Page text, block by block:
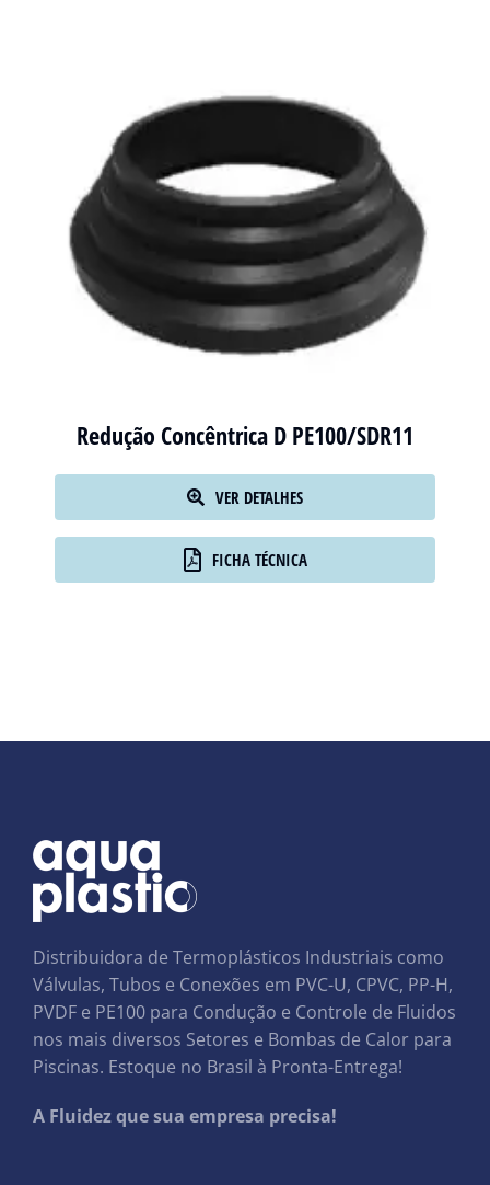
Redução Concêntrica D PE100/SDR11
VER DETALHES
FICHA TÉCNICA
Distribuidora de Termoplásticos Industriais como
Válvulas, Tubos e Conexões em PVC-U, CPVC, PP-H,
PVDF e PE100 para Condução e Controle de Fluidos
nos mais diversos Setores e Bombas de Calor para
Piscinas. Estoque no Brasil à Pronta-Entrega!
A Fluidez que sua empresa precisa!